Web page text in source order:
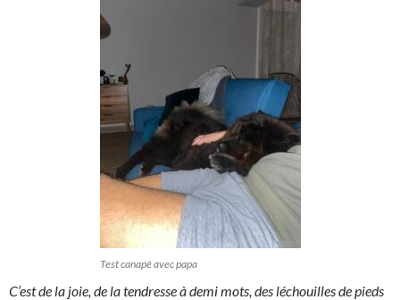
Test canapé avec papa
C’est de la joie, de la tendresse à demi mots, des léchouilles de pieds